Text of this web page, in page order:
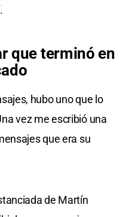
que terminó en
hubo uno que lo
vez me escribió una
que era su
de Martín